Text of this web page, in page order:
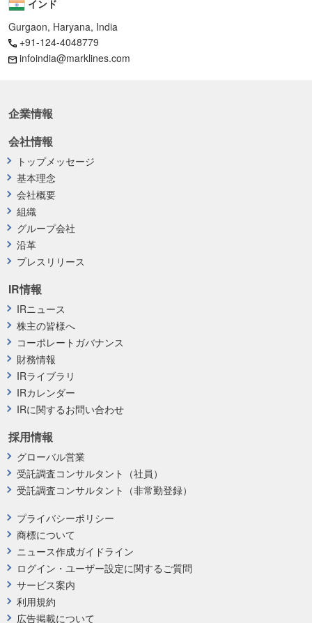
インド
Gurgaon, Haryana, India
+91-124-4048779
infoindia@marklines.com
企業情報
プライバシーポリシー
商標について
ニュース作成ガイドライン
ログイン・ユーザー設定に関するご質問
サービス案内
利用規約
広告掲載について
採用情報
グローバル営業
受託調査コンサルタント（社員）
受託調査コンサルタント（非常勤登録）
会社情報
トップメッセージ
基本理念
会社概要
組織
グループ会社
沿革
プレスリリース
IR情報
IRニュース
株主の皆様へ
コーポレートガバナンス
財務情報
IRライブラリ
IRカレンダー
IRに関するお問い合わせ